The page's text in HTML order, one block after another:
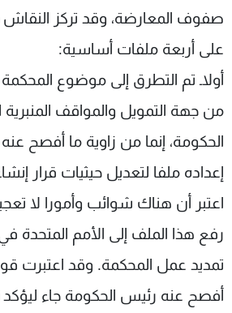
صفوف المعارضة، وقد تركز النقاش
على أربعة ملفات أساسية:
أولاـ تم التطرق إلى موضوع
من جهة التمويل والمواقف المنبرية
الحكومة، إنما من زاوية ما أفصح عنه
إعداده ملفا لتعديل حيثيات قرار
اعتبر أن هناك شوائب وأمورا لا
رفع هذا الملف إلى الأمم المتحدة
أفصح عنه رئيس الحكومة جاء
شاهد البرامج
الترددات
عن MTV
الإنـتـاج
وظائف
تواصل معنا
سياسة